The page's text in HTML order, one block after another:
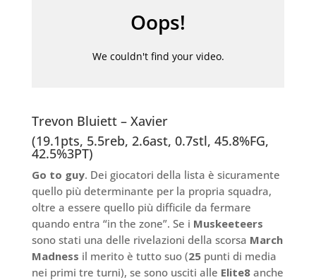
Trevon Bluiett – Xavier
(19.1pts, 5.5reb, 2.6ast, 0.7stl, 45.8%FG,
42.5%3PT)
Go to guy. Dei giocatori della lista è sicuramente
quello più determinante per la propria squadra,
oltre a essere quello più difficile da fermare
quando entra “in the zone”. Se i Muskeeteers
sono stati una delle rivelazioni della scorsa March
Madness il merito è tutto suo (25punti di media
nei primi tre turni), se sono usciti alle Elite8anche